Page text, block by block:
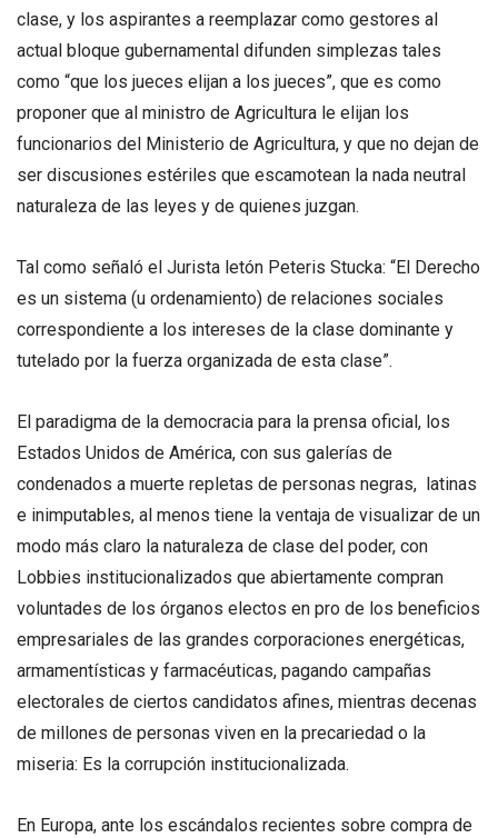
clase, y los aspirantes a reemplazar como gestores al
actual bloque gubernamental difunden simplezas tales
como “que los jueces elijan a los jueces”, que es como
proponer que al ministro de Agricultura le elijan los
funcionarios del Ministerio de Agricultura, y que no dejan de
ser discusiones estériles que escamotean la nada neutral
naturaleza de las leyes y de quienes juzgan.
Tal como señaló el Jurista letón Peteris Stucka: “El Derecho
es un sistema (u ordenamiento) de relaciones sociales
correspondiente a los intereses de la clase dominante y
tutelado por la fuerza organizada de esta clase”.
El paradigma de la democracia para la prensa oficial, los
Estados Unidos de América, con sus galerías de
condenados a muerte repletas de personas negras, latinas
e inimputables, al menos tiene la ventaja de visualizar de un
modo más claro la naturaleza de clase del poder, con
Lobbies institucionalizados que abiertamente compran
voluntades de los órganos electos en pro de los beneficios
empresariales de las grandes corporaciones energéticas,
armamentísticas y farmacéuticas, pagando campañas
electorales de ciertos candidatos afines, mientras decenas
de millones de personas viven en la precariedad o la
miseria: Es la corrupción institucionalizada.
En Europa, ante los escándalos recientes sobre compra de